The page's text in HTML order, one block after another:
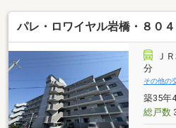
パレ・ロワイヤル岩橋・８０４
Ｊ
分
その他の
築35年
総戸数